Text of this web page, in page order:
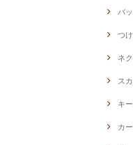
バ
つ
ネ
ス
キ
カ